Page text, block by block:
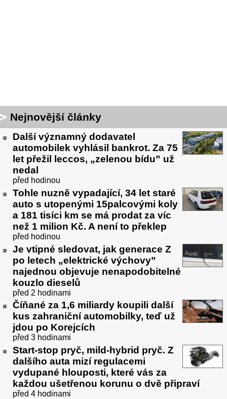
Nejnovější články
Další významný dodavatel
automobilek vyhlásil bankrot. Za 75
let přežil leccos, „zelenou bídu” už
nedal
před hodinou
Tohle nuzně vypadající, 34 let staré
auto s utopenými 15palcovými koly
a 181 tisíci km se má prodat za víc
než 1 milion Kč. A není to překlep
před hodinou
Je vtipné sledovat, jak generace Z
po letech „elektrické výchovy”
najednou objevuje nenapodobitelné
kouzlo dieselů
před 2 hodinami
Číňané za 1,6 miliardy koupili další
kus zahraniční automobilky, teď už
jdou po Korejcích
před 3 hodinami
Start-stop pryč, mild-hybrid pryč. Z
dalšího auta mizí regulacemi
vydupané hlouposti, které vás za
každou ušetřenou korunu o dvě připraví
před 4 hodinami